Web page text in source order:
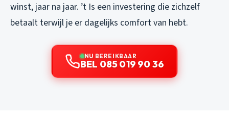
winst, jaar na jaar. ’t Is een investering die zichzelf
betaalt terwijl je er dagelijks comfort van hebt.
NU BEREIKBAAR
BEL 085 019 90 36